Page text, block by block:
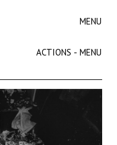
MENU
ACTIONS - MENU